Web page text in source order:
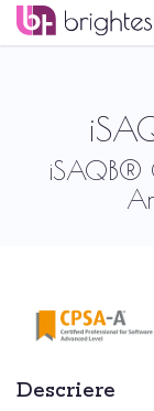
iSAQB®
Descriere